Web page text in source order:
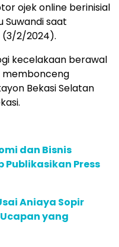
ojek online berinisial
Suwandi saat
(3/2/2024).
kecelakaan berawal
membonceng
Bekasi Selatan
dan Bisnis
Publikasikan Press
Aniaya Sopir
yang